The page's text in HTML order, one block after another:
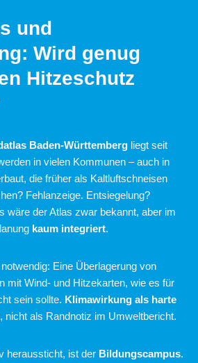
und
Wird genug
Hitzeschutz
Baden-Württemberg liegt seit
in vielen Kommunen – auch in
die früher als Kaltluftschneisen
Fehlanzeige. Entsiegelung?
wäre der Atlas zwar bekannt, aber im
kaum integriert.
Eine Überlagerung von
mit Wind- und Hitzekarten, wie es für
sein sollte. Klimawirkung als harte
nicht als Randnotiz im Umweltbericht.
heraussticht, ist der Bildungscampus.